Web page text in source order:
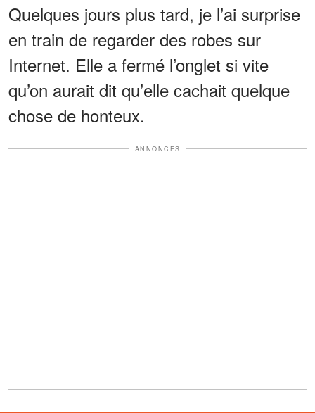
Quelques jours plus tard, je l’ai surprise
en train de regarder des robes sur
Internet. Elle a fermé l’onglet si vite
qu’on aurait dit qu’elle cachait quelque
chose de honteux.
ANNONCES